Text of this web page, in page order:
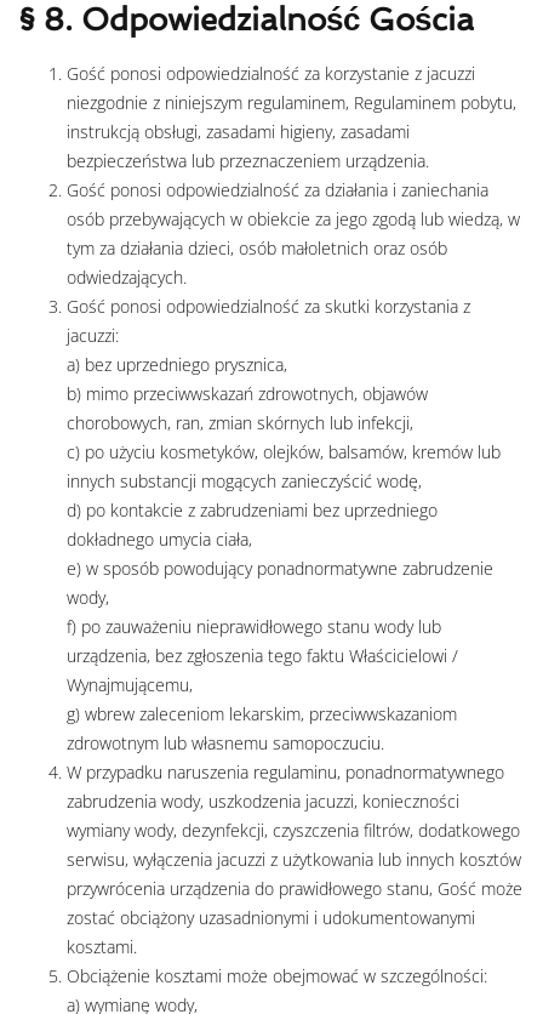
§ 8. Odpowiedzialność Gościa
Gość ponosi odpowiedzialność za korzystanie z jacuzzi
niezgodnie z niniejszym regulaminem, Regulaminem pobytu,
instrukcją obsługi, zasadami higieny, zasadami
bezpieczeństwa lub przeznaczeniem urządzenia.
Gość ponosi odpowiedzialność za działania i zaniechania
osób przebywających w obiekcie za jego zgodą lub wiedzą, w
tym za działania dzieci, osób małoletnich oraz osób
odwiedzających.
Gość ponosi odpowiedzialność za skutki korzystania z
jacuzzi:
a) bez uprzedniego prysznica,
b) mimo przeciwwskazań zdrowotnych, objawów
chorobowych, ran, zmian skórnych lub infekcji,
c) po użyciu kosmetyków, olejków, balsamów, kremów lub
innych substancji mogących zanieczyścić wodę,
d) po kontakcie z zabrudzeniami bez uprzedniego
dokładnego umycia ciała,
e) w sposób powodujący ponadnormatywne zabrudzenie
wody,
f) po zauważeniu nieprawidłowego stanu wody lub
urządzenia, bez zgłoszenia tego faktu Właścicielowi /
Wynajmującemu,
g) wbrew zaleceniom lekarskim, przeciwwskazaniom
zdrowotnym lub własnemu samopoczuciu.
W przypadku naruszenia regulaminu, ponadnormatywnego
zabrudzenia wody, uszkodzenia jacuzzi, konieczności
wymiany wody, dezynfekcji, czyszczenia filtrów, dodatkowego
serwisu, wyłączenia jacuzzi z użytkowania lub innych kosztów
przywrócenia urządzenia do prawidłowego stanu, Gość może
zostać obciążony uzasadnionymi i udokumentowanymi
kosztami.
Obciążenie kosztami może obejmować w szczególności:
a) wymianę wody,